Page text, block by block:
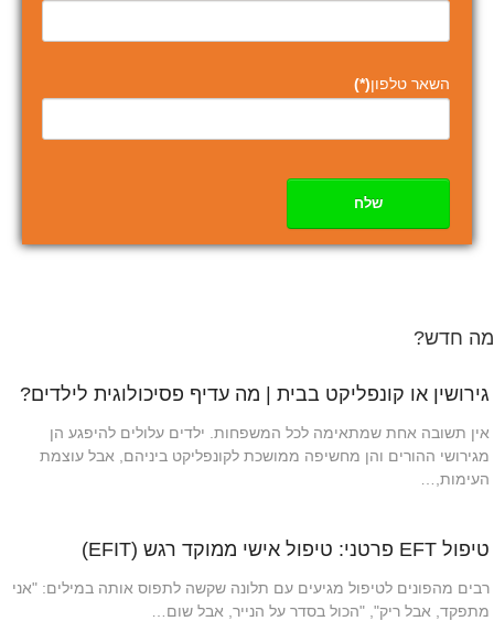
השאר טלפון(*)
שלח
מה חדש?
גירושין או קונפליקט בבית | מה עדיף פסיכולוגית לילדים?
אין תשובה אחת שמתאימה לכל המשפחות. ילדים עלולים להיפגע הן
מגירושי ההורים והן מחשיפה ממושכת לקונפליקט ביניהם, אבל עוצמת
העימות,…
טיפול EFT פרטני: טיפול אישי ממוקד רגש (EFIT)
רבים מהפונים לטיפול מגיעים עם תלונה שקשה לתפוס אותה במילים: "אני
מתפקד, אבל ריק", "הכול בסדר על הנייר, אבל שום…